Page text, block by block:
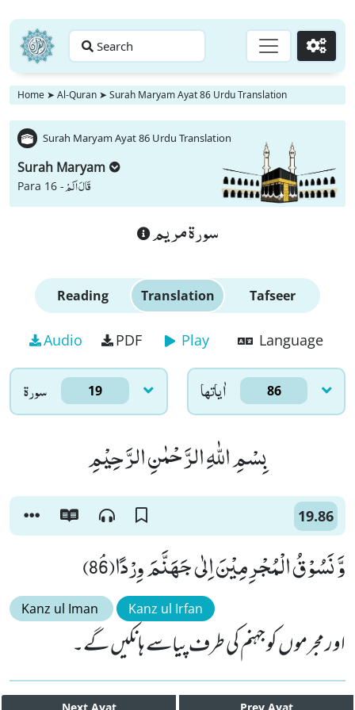
Search Go
Home ➤ Al-Quran ➤ Surah Maryam Ayat 86 Urdu Translation
Surah Maryam Ayat 86 Urdu Translation
Surah Maryam
Para 16 -قَالَ اَلَمْ
سورة مريم
Reading Translation Tafseer
Audio PDF Play Language
سورۃ 19 اٰياتها 86
بِسْمِ اللّٰهِ الرَّحْمٰنِ الرَّحِیْمِ
19.86
وَّ نَسُوْقُ الْمُجْرِمِیْنَ اِلٰى جَهَنَّمَ وِرْدًاﭥ(86)
Kanz ul Iman Kanz ul Irfan
اور مجرموں کو جہنم کی طرف پیاسے ہانکیں گے۔